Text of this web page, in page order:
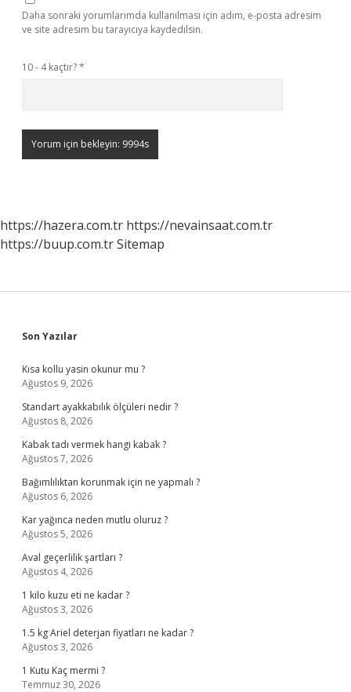
Daha sonraki yorumlarımda kullanılması için adım, e-posta adresim
ve site adresim bu tarayıcıya kaydedilsin.
10 - 4 kaçtır?*
https://hazera.com.tr https://nevainsaat.com.tr
https://buup.com.trSitemap
Sidebar
Son Yazılar
Kısa kollu yasin okunur mu ?
Ağustos 9, 2026
Standart ayakkabılık ölçüleri nedir ?
Ağustos 8, 2026
Kabak tadı vermek hangi kabak ?
Ağustos 7, 2026
Bağımlılıktan korunmak için ne yapmalı ?
Ağustos 6, 2026
Kar yağınca neden mutlu oluruz ?
Ağustos 5, 2026
Aval geçerlilik şartları ?
Ağustos 4, 2026
1 kilo kuzu eti ne kadar ?
Ağustos 3, 2026
1.5 kg Ariel deterjan fiyatları ne kadar ?
Ağustos 3, 2026
1 Kutu Kaç mermi ?
Temmuz 30, 2026